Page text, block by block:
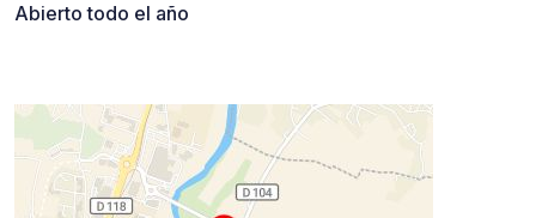
Abierto todo el año